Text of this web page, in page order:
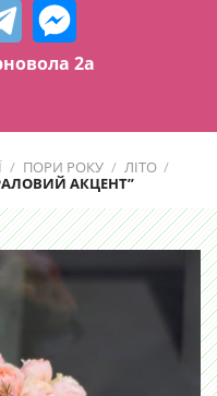
2а
/ ПОРИ РОКУ / ЛІТО /
АКЦЕНТ”